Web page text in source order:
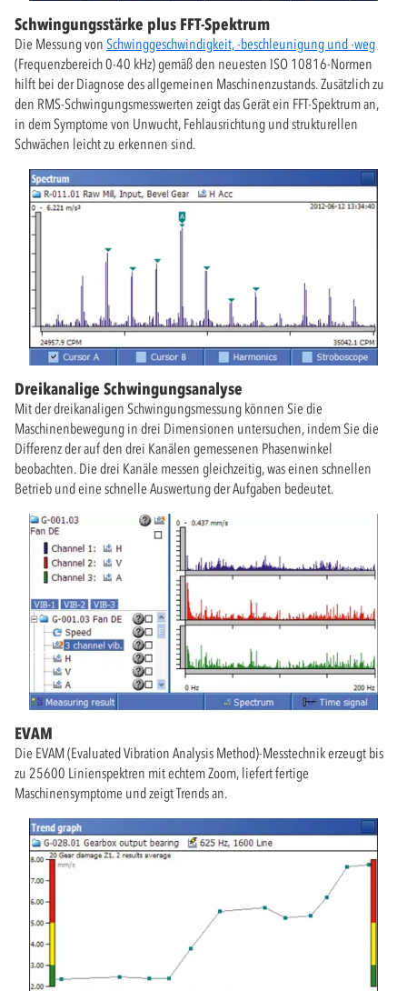
Schwingungsstärke plus FFT-Spektrum
Die Messung von Schwinggeschwindigkeit, -beschleunigung und -weg
(Frequenzbereich 0-40 kHz) gemäß den neuesten ISO 10816-Normen
hilft bei der Diagnose des allgemeinen Maschinenzustands. Zusätzlich zu
den RMS-Schwingungsmesswerten zeigt das Gerät ein FFT-Spektrum an,
in dem Symptome von Unwucht, Fehlausrichtung und strukturellen
Schwächen leicht zu erkennen sind.
Dreikanalige Schwingungsanalyse
Mit der dreikanaligen Schwingungsmessung können Sie die
Maschinenbewegung in drei Dimensionen untersuchen, indem Sie die
Differenz der auf den drei Kanälen gemessenen Phasenwinkel
beobachten. Die drei Kanäle messen gleichzeitig, was einen schnellen
Betrieb und eine schnelle Auswertung der Aufgaben bedeutet.
EVAM
Die EVAM (Evaluated Vibration Analysis Method)-Messtechnik erzeugt bis
zu 25600 Linienspektren mit echtem Zoom, liefert fertige
Maschinensymptome und zeigt Trends an.